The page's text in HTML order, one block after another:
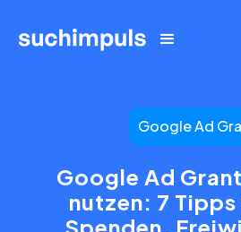
Google Ad
Google Ad
nutzen: 7
Spenden,